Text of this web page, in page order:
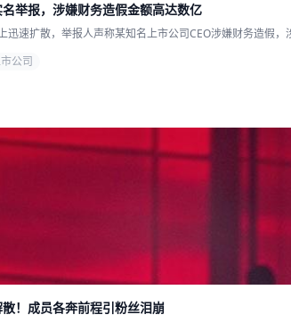
举报，涉嫌财务造假金额高达数亿
迅速扩散，举报人声称某知名上市公司CEO涉嫌财务造假
公司
！成员各奔前程引粉丝泪崩